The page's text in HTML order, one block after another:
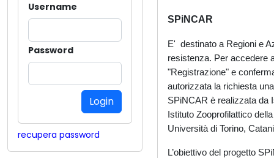
Username
Password
recupera password
SPiNCAR
E' destinato a Regioni e
resistenza. Per accedere
"Registrazione" e
autorizzata la richiesta
SPiNCAR è realizzata da
Istituto Zooprofilattico
Università di Torino,
L’obiettivo del progetto